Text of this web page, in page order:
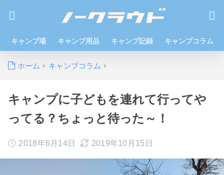
キャンプ場 キャンプ用品 キャンプ記録 キャンプコラム
ホーム キャンプコラム
キャンプに子どもを連れて行ってや
ってる？ちょっと待った～！
2018年6月14日 2019年10月15日